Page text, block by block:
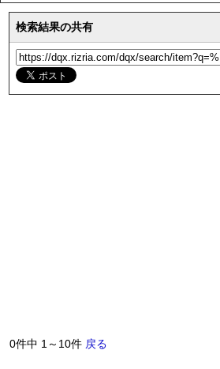
検索結果の共有
0件中 1～10件 戻る